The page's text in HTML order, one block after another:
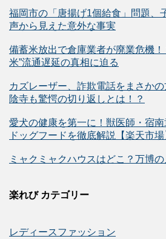
福岡市の「唐揚げ1個給食」問題、
声から見えた意外な事実
備蓄米放出で倉庫業者が廃業危機
米”流通遅延の真相に迫る
カズレーザー、詐欺電話をまさか
陰寺も驚愕の切り返しとは！？
愛犬の健康を第一に！獣医師・宿
ドッグフードを徹底解説【楽天市場
ミャクミャクハウスはどこ？万博の
楽れび カテゴリー
レディースファッション